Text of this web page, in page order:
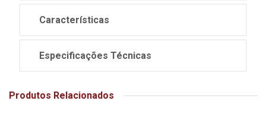
Características
Especificações Técnicas
Produtos Relacionados